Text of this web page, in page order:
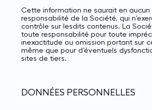
Cette information ne saurait en
responsabilité de la Société, qui
contrôle sur lesdits contenus. La
toute responsabilité pour toute
inexactitude ou omission portant sur
même que pour d’éventuels
sites de tiers.
DONNÉES PERSONNELLES